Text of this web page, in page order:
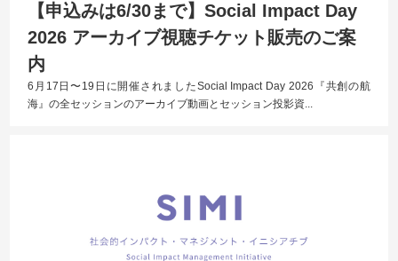
【申込みは6/30まで】Social Impact Day
2026 アーカイブ視聴チケット販売のご案
内
6月17日〜19日に開催されましたSocial Impact Day 2026『共創の航
海』の全セッションのアーカイブ動画とセッション投影資...